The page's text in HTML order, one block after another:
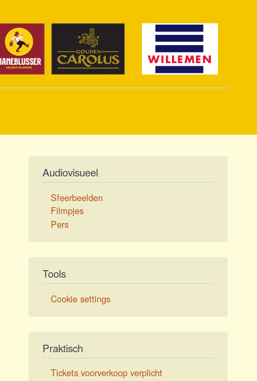
Audiovisueel
Sfeerbeelden
Filmpjes
Pers
Tools
Cookie settings
Praktisch
Tickets voorverkoop verplicht